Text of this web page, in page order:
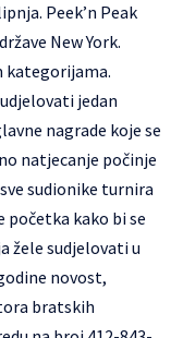
Peek’n Peak
New York.
kategorijama.
jedan
nagrade koje se
natjecanje počinje
sudionike turnira
kako bi se
žele sudjelovati u
novost,
bratskih